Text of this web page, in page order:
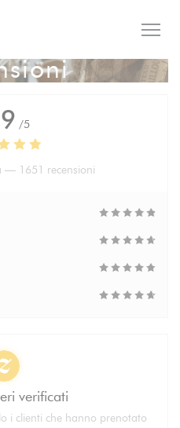
/5
— 1651 recensioni
verificati
i clienti che hanno prenotato